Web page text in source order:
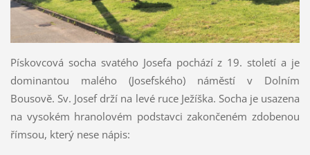
Pískovcová socha svatého Josefa pochází z 19. století a je
dominantou malého (Josefského) náměstí v Dolním
Bousově. Sv. Josef drží na levé ruce Ježíška. Socha je usazena
na vysokém hranolovém podstavci zakončeném zdobenou
římsou, který nese nápis: